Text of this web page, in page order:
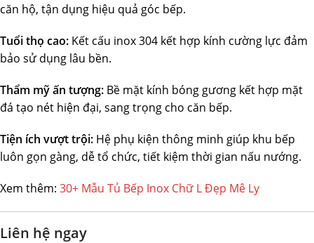
căn hộ, tận dụng hiệu quả góc bếp.
Tuổi thọ cao: Kết cấu inox 304 kết hợp kính cường lực đảm
bảo sử dụng lâu bền.
Thẩm mỹ ấn tượng: Bề mặt kính bóng gương kết hợp mặt
đá tạo nét hiện đại, sang trọng cho căn bếp.
Tiện ích vượt trội: Hệ phụ kiện thông minh giúp khu bếp
luôn gọn gàng, dễ tổ chức, tiết kiệm thời gian nấu nướng.
Xem thêm: 30+ Mẫu Tủ Bếp Inox Chữ L Đẹp Mê Ly
Liên hệ ngay